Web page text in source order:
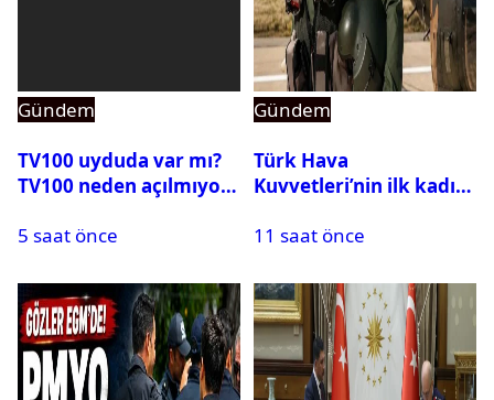
Gündem
TV100 uyduda var mı?
TV100 neden açılmıyor?
5 saat önce
Gündem
Türk Hava
Kuvvetleri’nin ilk kadın
Karapınar hakkında
ortaya çıktı
11 saat önce